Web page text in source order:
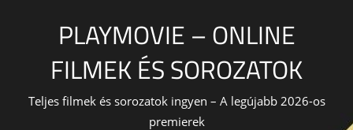
PLAYMOVIE – ONLINE
FILMEK ÉS SOROZATOK
Teljes filmek és sorozatok ingyen – A legújabb 2026-os
premierek